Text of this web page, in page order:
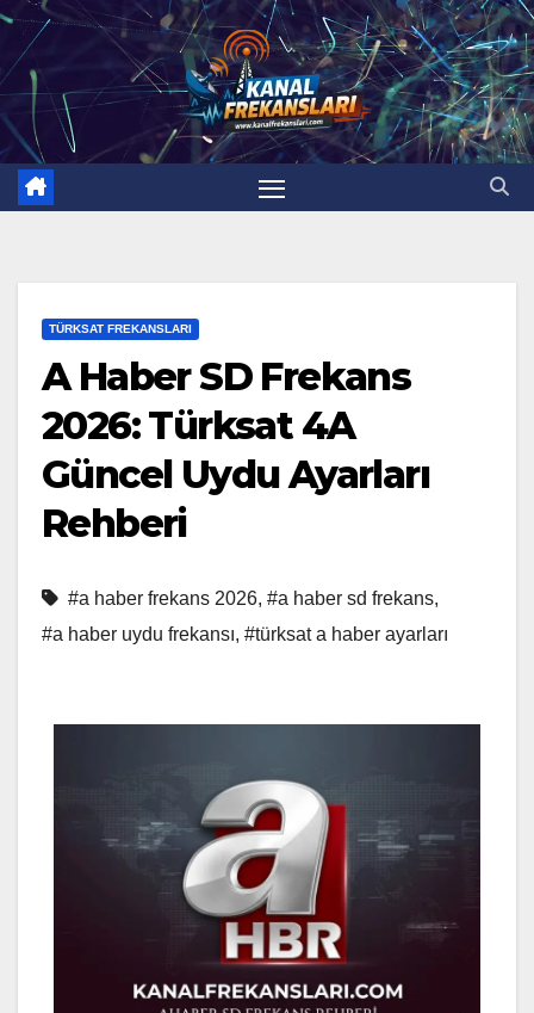
Skip
content
TÜRKSAT FREKANSLARI
A Haber SD Frekans
2026: Türksat 4A
Güncel Uydu Ayarları
Rehberi
#a haber frekans 2026, #a haber sd frekans,
#a haber uydu frekansı, #türksat a haber ayarları